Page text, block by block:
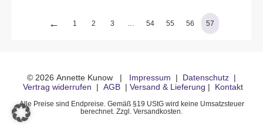
← 1 2 3 54 55 56 57
© 2026 Annette Kunow | Impressum | Datenschutz |
Vertrag widerrufen | AGB| Versand & Lieferung | Kontakt
Alle Preise sind Endpreise. Gemäß §19 UStG wird keine Umsatzsteuer
berechnet. Zzgl. Versandkosten.